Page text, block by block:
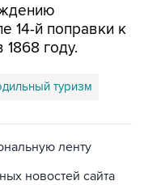
14-й поправки к
году.
туризм
ленту
новостей сайта